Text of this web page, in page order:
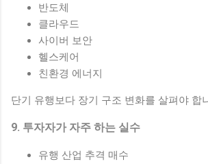
반도체
클라우드
사이버 보안
헬스케어
친환경 에너지
단기 유행보다 장기 구조 변화를 살펴야 합
9. 투자자가 자주 하는 실수
유행 산업 추격 매수